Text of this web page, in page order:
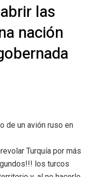
las
nación
de un avión ruso en
Turquía por más
los turcos